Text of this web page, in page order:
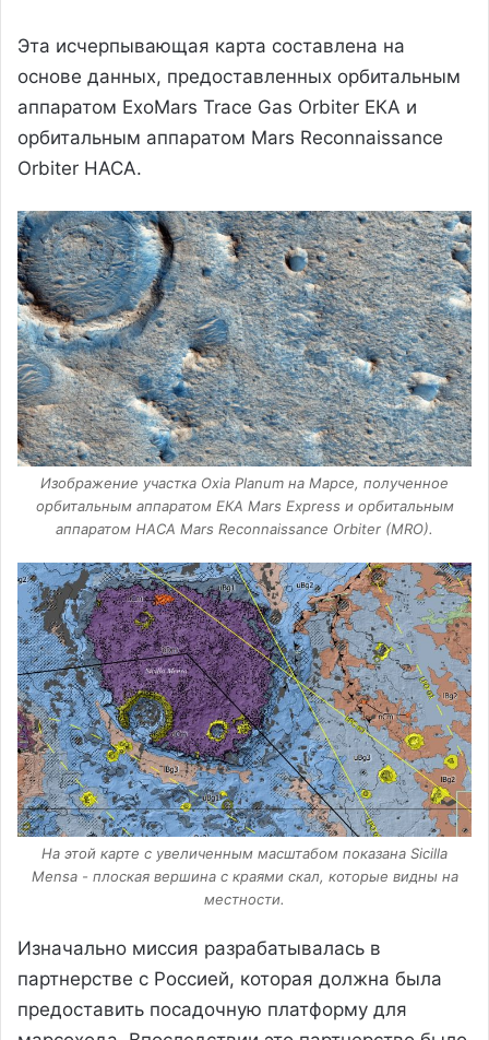
Эта исчерпывающая карта составлена на
основе данных, предоставленных орбитальным
аппаратом ExoMars Trace Gas Orbiter ЕКА и
орбитальным аппаратом Mars Reconnaissance
Orbiter НАСА.
Изображение участка Oxia Planum на Марсе, полученное
орбитальным аппаратом ЕКА Mars Express и орбитальным
аппаратом НАСА Mars Reconnaissance Orbiter (MRO).
На этой карте с увеличенным масштабом показана Sicilla
Mensa - плоская вершина с краями скал, которые видны на
местности.
Изначально миссия разрабатывалась в
партнерстве с Россией, которая должна была
предоставить посадочную платформу для